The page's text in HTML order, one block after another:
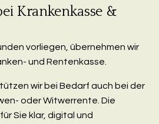
Krankenkasse &
vorliegen, übernehmen wir
und Rentenkasse.
wir bei Bedarf auch bei der
oder Witwerrente. Die
Sie klar, digital und